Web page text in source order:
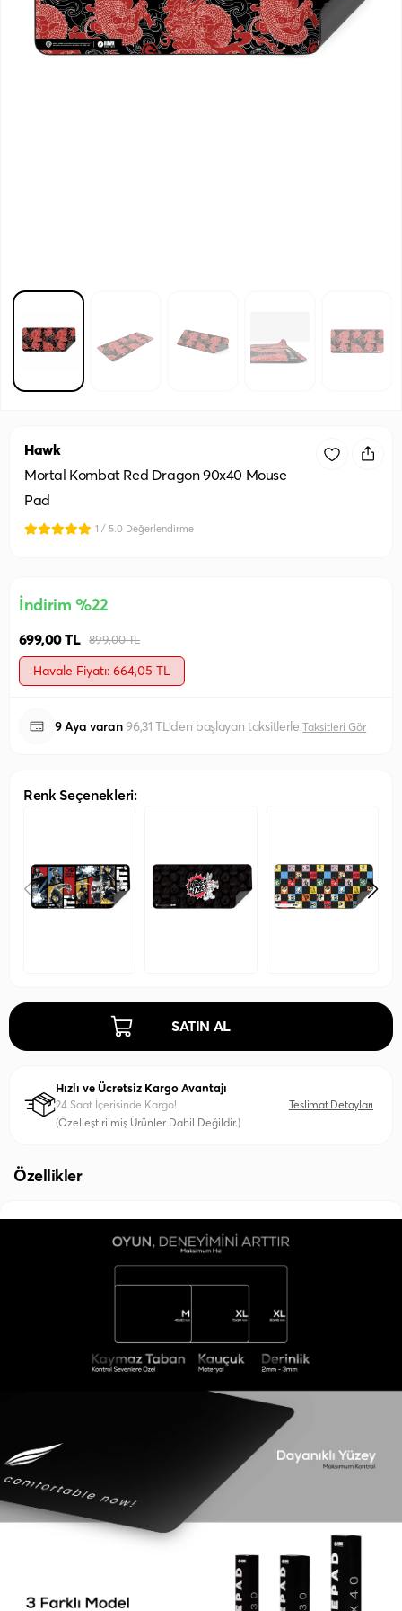
Hawk
Mortal Kombat Red Dragon 90x40 Mouse
Pad
1 / 5.0 Değerlendirme
İndirim %22
699,00 TL 899,00 TL
Havale Fiyatı: 664,05 TL
9 Aya varan96,31 TL'den başlayan taksitlerleTaksitleri Gör
Renk Seçenekleri:
SATIN AL
Hızlı ve Ücretsiz Kargo Avantajı
24 Saat İçerisinde Kargo!
(Özelleştirilmiş Ürünler Dahil Değildir.)
Teslimat Detayları
Özellikler